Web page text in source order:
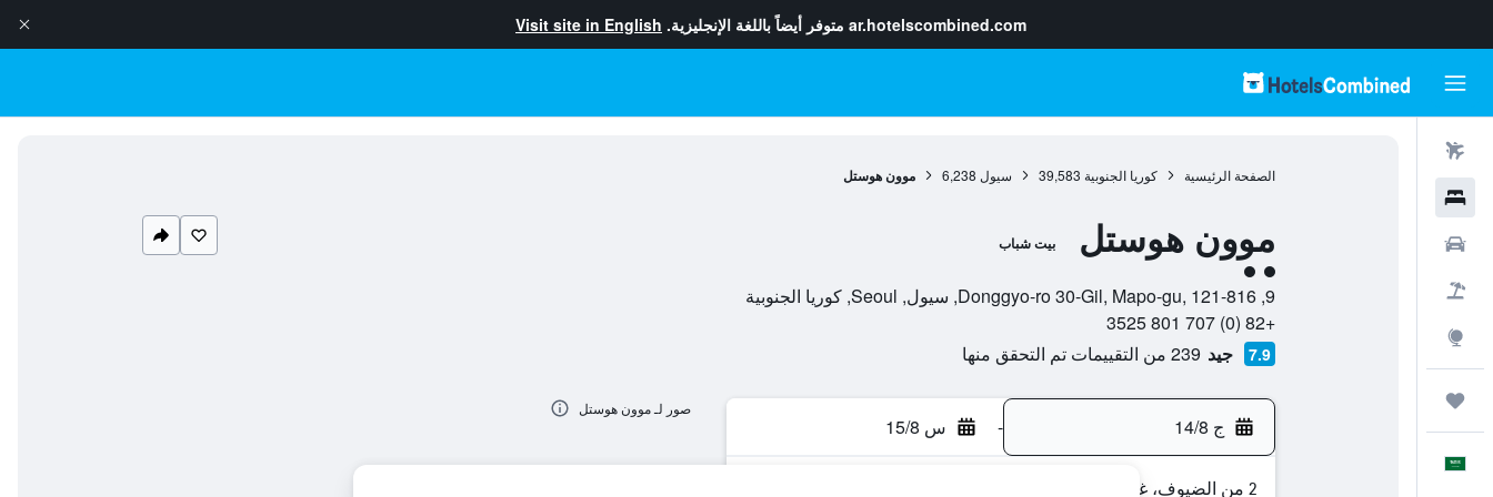
ar.hotelscombined.com متوفر أيضاً باللغة الإنجليزية. Visit site in English
الصفحة الرئيسية كوريا الجنوبية 39,583 سيول 6,238 موون هوستل
موون هوستل بيت شباب
تقييم فئة 2
9, Donggyo-ro 30-Gil, Mapo-gu, 121-816, سيول, Seoul, كوريا الجنوبية
+82 (0) 707 801 3525
7.9 جيد 239 من التقييمات تم التحقق منها
ج 14/8 - س 15/8
2 من الضيوف، غرفة واحدة
صور لـ موون هوستل